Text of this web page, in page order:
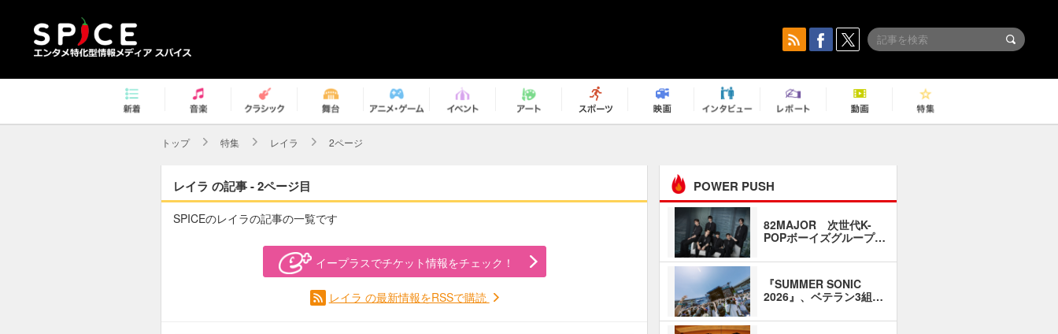
トップ 特集 レイラ 2ページ
レイラ の記事 - 2ページ目
SPICEのレイラの記事の一覧です
イープラスでチケット情報をチェック！
レイラ の最新情報をRSSで購読
POWER PUSH
82MAJOR 次世代K-
POPボーイズグループ…
『SUMMER SONIC
2026』、ベテラン3組…